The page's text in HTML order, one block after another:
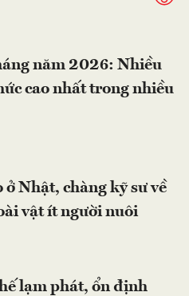
năm 2026: Nhiều
cao nhất trong nhiều
ở Nhật, chàng kỹ sư về
vật ít người nuôi
lạm phát, ổn định